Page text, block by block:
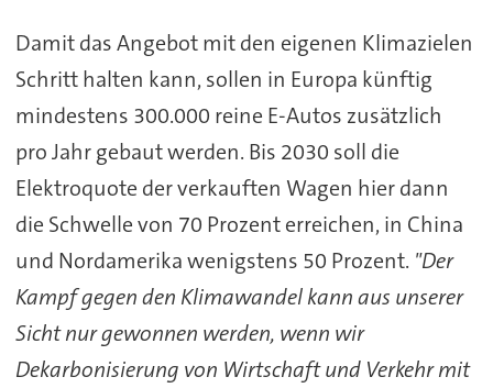
Damit das Angebot mit den eigenen Klimazielen
Schritt halten kann, sollen in Europa künftig
mindestens 300.000 reine E-Autos zusätzlich
pro Jahr gebaut werden. Bis 2030 soll die
Elektroquote der verkauften Wagen hier dann
die Schwelle von 70 Prozent erreichen, in China
und Nordamerika wenigstens 50 Prozent. "Der
Kampf gegen den Klimawandel kann aus unserer
Sicht nur gewonnen werden, wenn wir
Dekarbonisierung von Wirtschaft und Verkehr mit